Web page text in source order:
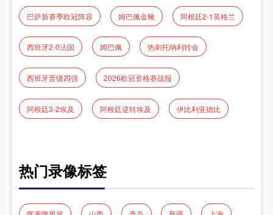
巴萨新赛季欧冠阵容 姆巴佩金靴 阿根廷2-1英格兰
西班牙2-0法国 姆巴佩 热刺托纳利转会
西班牙晋级四强 2026欧冠资格赛战报
阿根廷3-2埃及 阿根廷逆转埃及 伊比利亚德比
热门录像标签